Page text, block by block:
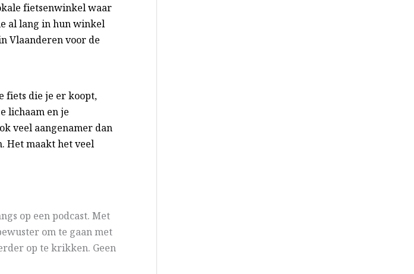
fietsenwinkel waar
al lang in hun winkel
Vlaanderen voor de
fiets die je er koopt,
lichaam en je
veel aangenamer dan
Het maakt het veel
op een podcast. Met
om te gaan met
op te krikken. Geen